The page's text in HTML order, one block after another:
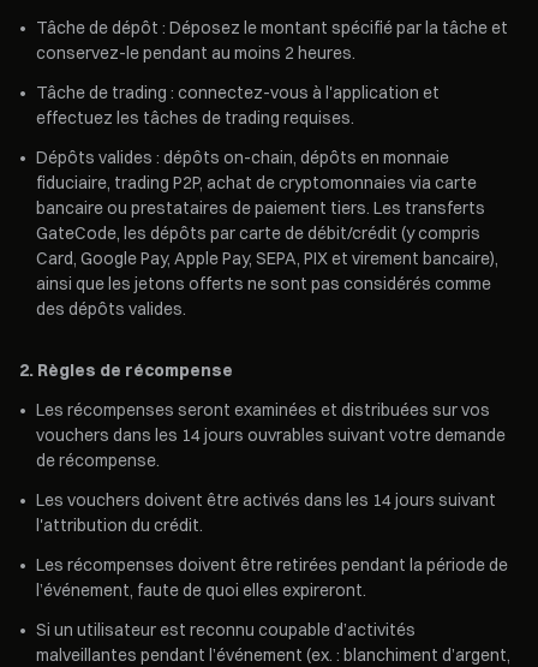
• Tâche de dépôt : Déposez le montant spécifié par la tâche et
conservez-le pendant au moins 2 heures.
• Tâche de trading : connectez-vous à l'application et
effectuez les tâches de trading requises.
• Dépôts valides : dépôts on-chain, dépôts en monnaie
fiduciaire, trading P2P, achat de cryptomonnaies via carte
bancaire ou prestataires de paiement tiers. Les transferts
GateCode, les dépôts par carte de débit/crédit (y compris
Card, Google Pay, Apple Pay, SEPA, PIX et virement bancaire),
ainsi que les jetons offerts ne sont pas considérés comme
des dépôts valides.
2. Règles de récompense
• Les récompenses seront examinées et distribuées sur vos
vouchers dans les 14 jours ouvrables suivant votre demande
de récompense.
• Les vouchers doivent être activés dans les 14 jours suivant
l'attribution du crédit.
• Les récompenses doivent être retirées pendant la période de
l’événement, faute de quoi elles expireront.
• Si un utilisateur est reconnu coupable d’activités
malveillantes pendant l’événement (ex. : blanchiment d’argent,